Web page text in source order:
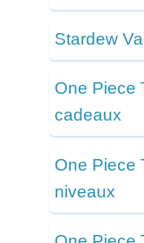
Stardew
One Piece
cadeaux
One Piece
niveaux